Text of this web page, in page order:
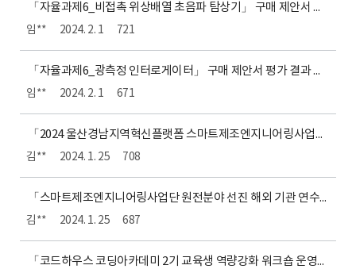
「자율과제6_비접촉 위상배열 초음파 탐상기」 구매 제안서 평가 결과 공개
임** 2024. 2. 1 721
「자율과제6_광측정 인터로게이터」 구매 제안서 평가 결과 공개
임** 2024. 2. 1 671
「2024 울산경남지역혁신플랫폼 스마트제조엔지니어링사업단 성과공유회 운영」 제안서 평가 결과
김** 2024. 1. 25 708
「스마트제조엔지니어링사업단 원전분야 선진 해외 기관 연수」 제안서 평가 결과
김** 2024. 1. 25 687
「코드하우스 코딩아카데미 2기 교육생 역량강화 워크숍 운영」 제안서 평가 결과